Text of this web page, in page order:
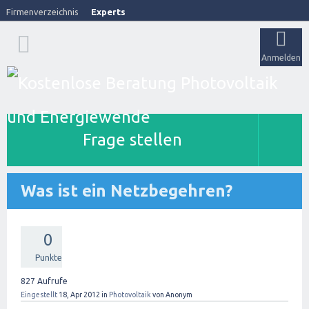
Firmenverzeichnis Experts
Anmelden
Frage stellen
Was ist ein Netzbegehren?
0
Punkte
827 Aufrufe
Eingestellt 18, Apr 2012 in Photovoltaik von Anonym